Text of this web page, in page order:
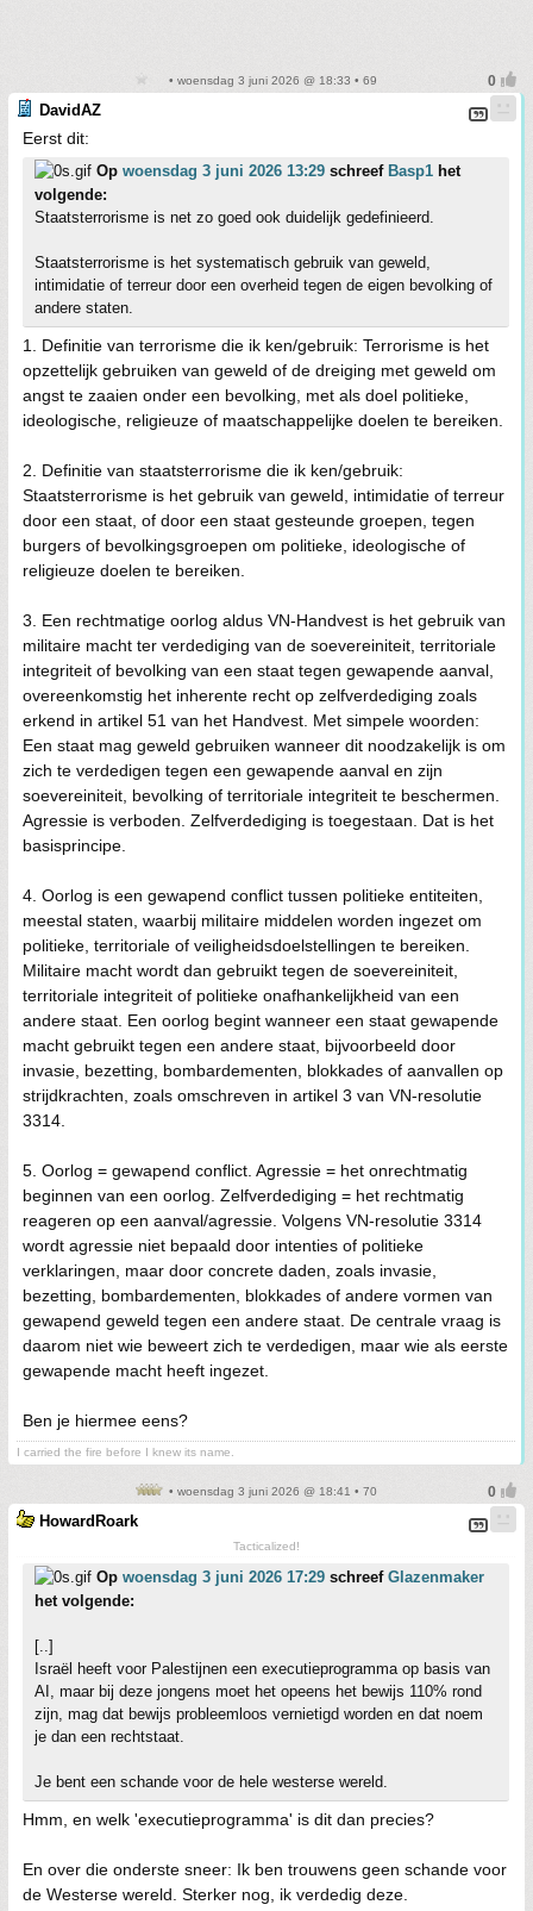
• woensdag 3 juni 2026 @ 18:33 • 69
DavidAZ
Eerst dit:
Op woensdag 3 juni 2026 13:29 schreef Basp1 het
volgende:
Staatsterrorisme is net zo goed ook duidelijk gedefinieerd.
Staatsterrorisme is het systematisch gebruik van geweld,
intimidatie of terreur door een overheid tegen de eigen bevolking of
andere staten.
1. Definitie van terrorisme die ik ken/gebruik: Terrorisme is het
opzettelijk gebruiken van geweld of de dreiging met geweld om
angst te zaaien onder een bevolking, met als doel politieke,
ideologische, religieuze of maatschappelijke doelen te bereiken.
2. Definitie van staatsterrorisme die ik ken/gebruik:
Staatsterrorisme is het gebruik van geweld, intimidatie of terreur
door een staat, of door een staat gesteunde groepen, tegen
burgers of bevolkingsgroepen om politieke, ideologische of
religieuze doelen te bereiken.
3. Een rechtmatige oorlog aldus VN-Handvest is het gebruik van
militaire macht ter verdediging van de soevereiniteit, territoriale
integriteit of bevolking van een staat tegen gewapende aanval,
overeenkomstig het inherente recht op zelfverdediging zoals
erkend in artikel 51 van het Handvest. Met simpele woorden:
Een staat mag geweld gebruiken wanneer dit noodzakelijk is om
zich te verdedigen tegen een gewapende aanval en zijn
soevereiniteit, bevolking of territoriale integriteit te beschermen.
Agressie is verboden. Zelfverdediging is toegestaan. Dat is het
basisprincipe.
4. Oorlog is een gewapend conflict tussen politieke entiteiten,
meestal staten, waarbij militaire middelen worden ingezet om
politieke, territoriale of veiligheidsdoelstellingen te bereiken.
Militaire macht wordt dan gebruikt tegen de soevereiniteit,
territoriale integriteit of politieke onafhankelijkheid van een
andere staat. Een oorlog begint wanneer een staat gewapende
macht gebruikt tegen een andere staat, bijvoorbeeld door
invasie, bezetting, bombardementen, blokkades of aanvallen op
strijdkrachten, zoals omschreven in artikel 3 van VN-resolutie
3314.
5. Oorlog = gewapend conflict. Agressie = het onrechtmatig
beginnen van een oorlog. Zelfverdediging = het rechtmatig
reageren op een aanval/agressie. Volgens VN-resolutie 3314
wordt agressie niet bepaald door intenties of politieke
verklaringen, maar door concrete daden, zoals invasie,
bezetting, bombardementen, blokkades of andere vormen van
gewapend geweld tegen een andere staat. De centrale vraag is
daarom niet wie beweert zich te verdedigen, maar wie als eerste
gewapende macht heeft ingezet.
Ben je hiermee eens?
I carried the fire before I knew its name.
• woensdag 3 juni 2026 @ 18:41 • 70
HowardRoark
Tacticalized!
Op woensdag 3 juni 2026 17:29 schreef Glazenmaker
het volgende:
[..]
Israël heeft voor Palestijnen een executieprogramma op basis van
AI, maar bij deze jongens moet het opeens het bewijs 110% rond
zijn, mag dat bewijs probleemloos vernietigd worden en dat noem
je dan een rechtstaat.
Je bent een schande voor de hele westerse wereld.
Hmm, en welk 'executieprogramma' is dit dan precies?
En over die onderste sneer: Ik ben trouwens geen schande voor
de Westerse wereld. Sterker nog, ik verdedig deze.